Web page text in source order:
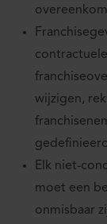
wijzigen,
Elk niet-
moet een
onmisbaar